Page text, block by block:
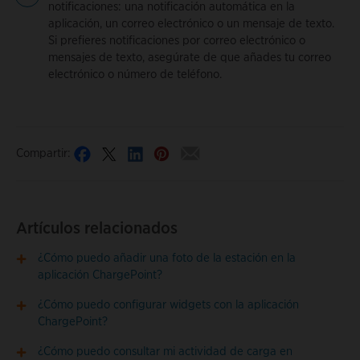
notificaciones: una notificación automática en la
aplicación, un correo electrónico o un mensaje de texto.
Si prefieres notificaciones por correo electrónico o
mensajes de texto, asegúrate de que añades tu correo
electrónico o número de teléfono.
Compartir:
Artículos relacionados
¿Cómo puedo añadir una foto de la estación en la
aplicación ChargePoint?
¿Cómo puedo configurar widgets con la aplicación
ChargePoint?
¿Cómo puedo consultar mi actividad de carga en